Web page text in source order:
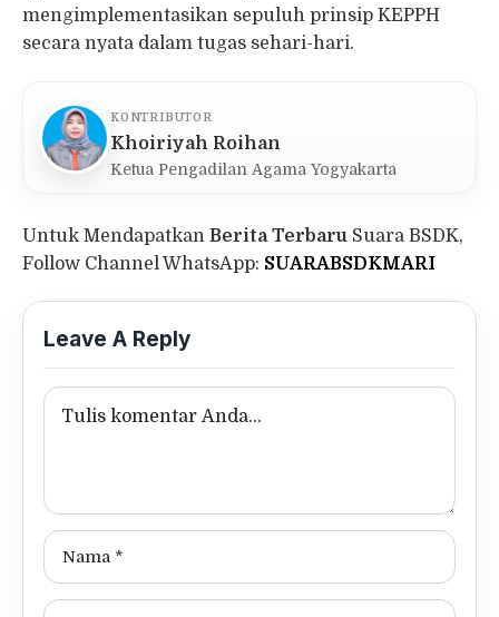
mengimplementasikan sepuluh prinsip KEPPH
secara nyata dalam tugas sehari-hari.
KONTRIBUTOR
Khoiriyah Roihan
Ketua Pengadilan Agama Yogyakarta
Untuk Mendapatkan Berita Terbaru Suara BSDK,
Follow Channel WhatsApp: SUARABSDKMARI
Leave A Reply